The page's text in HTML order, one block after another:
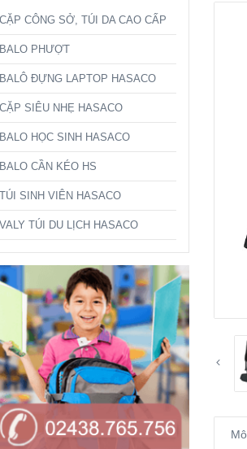
CẶP CÔNG SỞ, TÚI DA CAO CẤP
BALO PHƯỢT
BALÔ ĐỰNG LAPTOP HASACO
CẶP SIÊU NHẸ HASACO
BALO HỌC SINH HASACO
BALO CẦN KÉO HS
TÚI SINH VIÊN HASACO
VALY TÚI DU LỊCH HASACO